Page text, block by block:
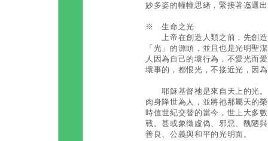
妙多姿的幢幢思緒，緊接著迤邐
※ 生命之光
上帝在創造人類之前，先創造
「光」的源頭，並且也是光明聖
人因為自己的壞行為，不愛光而
壞事的，都恨光，不接近光，因
耶穌基督祂是來自天上的光。
肉身降世為人，並將祂那屬天的
時值世紀交替的當今，世上大多
戰。甚或象徵虛偽、邪惡、醜陋
善良、公義與和平的光明面。